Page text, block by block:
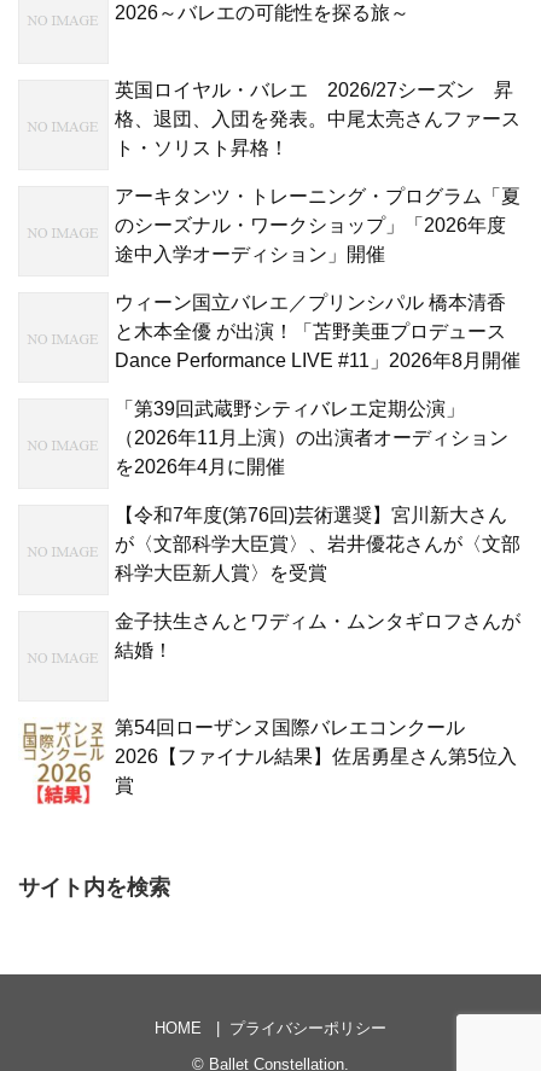
2026～バレエの可能性を探る旅～
英国ロイヤル・バレエ 2026/27シーズン 昇
格、退団、入団を発表。中尾太亮さんファース
ト・ソリスト昇格！
アーキタンツ・トレーニング・プログラム「夏
のシーズナル・ワークショップ」「2026年度
途中入学オーディション」開催
ウィーン国立バレエ／プリンシパル 橋本清香
と木本全優 が出演！「苫野美亜プロデュース
Dance Performance LIVE #11」2026年8月開催
「第39回武蔵野シティバレエ定期公演」
（2026年11月上演）の出演者オーディション
を2026年4月に開催
【令和7年度(第76回)芸術選奨】宮川新大さん
が〈文部科学大臣賞〉、岩井優花さんが〈文部
科学大臣新人賞〉を受賞
金子扶生さんとワディム・ムンタギロフさんが
結婚！
第54回ローザンヌ国際バレエコンクール
2026【ファイナル結果】佐居勇星さん第5位入
賞
サイト内を検索
HOME
プライバシーポリシー
© Ballet Constellation.